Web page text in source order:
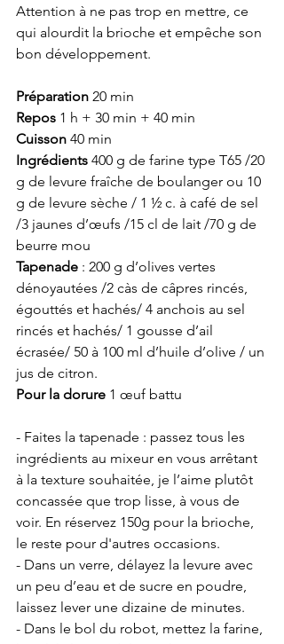
Attention à ne pas trop en mettre, ce
qui alourdit la brioche et empêche son
bon développement.
Préparation 20 min
Repos 1 h + 30 min + 40 min
Cuisson 40 min
Ingrédients 400 g de farine type T65 /20
g de levure fraîche de boulanger ou 10
g de levure sèche / 1 ½ c. à café de sel
/3 jaunes d’œufs /15 cl de lait /70 g de
beurre mou
Tapenade : 200 g d’olives vertes
dénoyautées /2 càs de câpres rincés,
égouttés et hachés/ 4 anchois au sel
rincés et hachés/ 1 gousse d’ail
écrasée/ 50 à 100 ml d’huile d’olive / un
jus de citron.
Pour la dorure 1 œuf battu
- Faites la tapenade : passez tous les
ingrédients au mixeur en vous arrêtant
à la texture souhaitée, je l’aime plutôt
concassée que trop lisse, à vous de
voir. En réservez 150g pour la brioche,
le reste pour d'autres occasions.
- Dans un verre, délayez la levure avec
un peu d’eau et de sucre en poudre,
laissez lever une dizaine de minutes.
- Dans le bol du robot, mettez la farine,